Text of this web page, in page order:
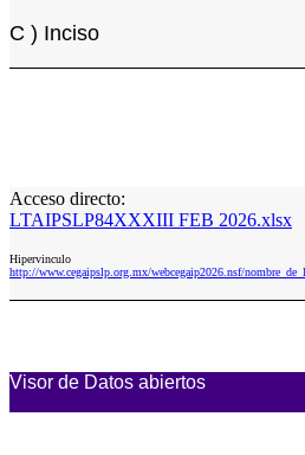
C ) Inciso
Acceso directo:
LTAIPSLP84XXXIII FEB 2026.xlsx
Hipervinculo
http://www.cegaipslp.org.mx/webcegaip2026.nsf/
Visor de Datos abiertos